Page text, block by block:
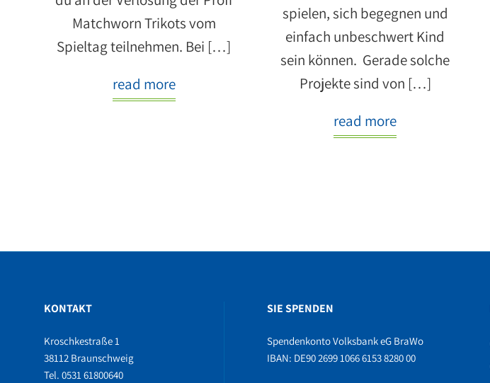
Matchworn Trikots vom
Spieltag teilnehmen. Bei […]
read more
spielen, sich begegnen und
einfach unbeschwert Kind
sein können. Gerade solche
Projekte sind von […]
read more
KONTAKT
Kroschkestraße 1
38112 Braunschweig
Tel. 0531 61800640
SIE SPENDEN
Spendenkonto Volksbank eG BraWo
IBAN: DE90 2699 1066 6153 8280 00